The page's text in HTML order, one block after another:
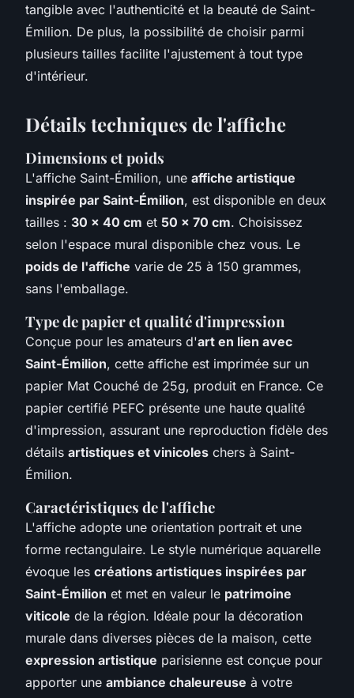
tangible avec l'authenticité et la beauté de Saint-
Émilion. De plus, la possibilité de choisir parmi
plusieurs tailles facilite l'ajustement à tout type
d'intérieur.
Détails techniques de l'affiche
Dimensions et poids
L'affiche Saint-Émilion, une affiche artistique
inspirée par Saint-Émilion, est disponible en deux
tailles : 30 x 40 cm et 50 x 70 cm. Choisissez
selon l'espace mural disponible chez vous. Le
poids de l'affiche varie de 25 à 150 grammes,
sans l'emballage.
Type de papier et qualité d'impression
Conçue pour les amateurs d'art en lien avec
Saint-Émilion, cette affiche est imprimée sur un
papier Mat Couché de 25g, produit en France. Ce
papier certifié PEFC présente une haute qualité
d'impression, assurant une reproduction fidèle des
détails artistiques et vinicoles chers à Saint-
Émilion.
Caractéristiques de l'affiche
L'affiche adopte une orientation portrait et une
forme rectangulaire. Le style numérique aquarelle
évoque les créations artistiques inspirées par
Saint-Émilion et met en valeur le patrimoine
viticole de la région. Idéale pour la décoration
murale dans diverses pièces de la maison, cette
expression artistique parisienne est conçue pour
apporter une ambiance chaleureuse à votre